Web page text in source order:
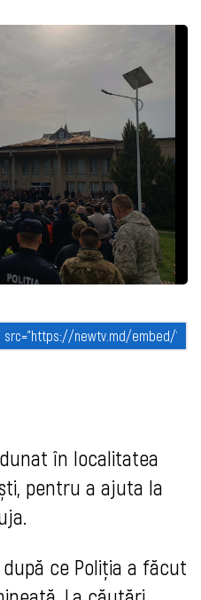
în localitatea
pentru a ajuta la
ce Poliția a făcut